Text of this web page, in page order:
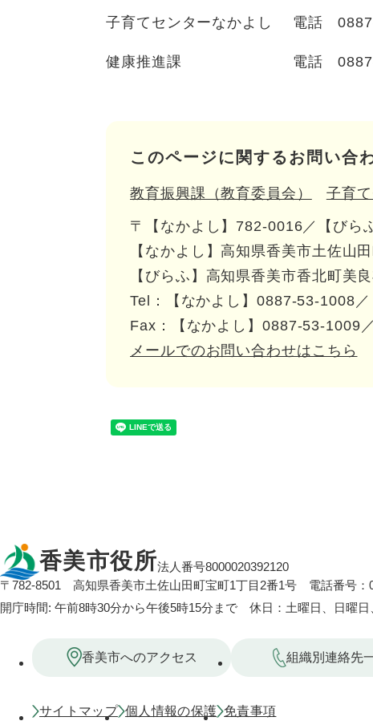
子育てセンターなかよし 電話
健康推進課 電話 0887-
このページに関するお問い合
教育振興課（教育委員会） 子育
〒【なかよし】782-0016／【びら
【なかよし】高知県香美市土佐山
【びらふ】高知県香美市香北町美
Tel：【なかよし】0887-53-1008
Fax：【なかよし】0887-53-1009
メールでのお問い合わせはこちら
香美市役所法人番号8000020392120
〒782-8501
高知県香美市土佐山田町宝町1丁目2番1号
電話番号：
開庁時間: 午前8時30分から午後5時15分まで 休日：土曜日、日曜日
香美市へのアクセス 組織別連絡先
サイトマップ 個人情報の保護 免責事項